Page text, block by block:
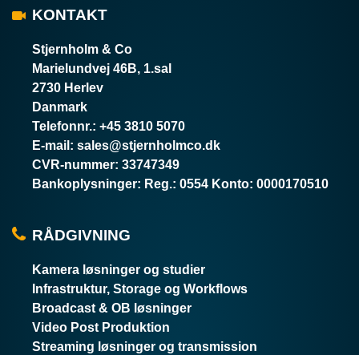
KONTAKT
Stjernholm & Co
Marielundvej 46B, 1.sal
2730 Herlev
Danmark
Telefonnr.: +45 3810 5070
E-mail : sales@stjernholmco.dk
CVR-nummer: 33747349
Bankoplysninger: Reg.: 0554 Konto: 0000170510
RÅDGIVNING
Kamera løsninger og studier
Infrastruktur, Storage og Workflows
Broadcast & OB løsninger
Video Post Produktion
Streaming løsninger og transmission